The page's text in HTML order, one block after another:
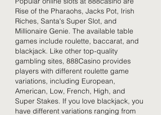
Rise of the Pharaohs, Jacks Pot, Irish
Riches, Santa's Super Slot, and
Millionaire Genie. The available table
games include roulette, baccarat, and
blackjack. Like other top-quality
gambling sites, 888Casino provides
players with different roulette game
variations, including European,
American, Low, French, High, and
Super Stakes. If you love blackjack, you
have different variations ranging from